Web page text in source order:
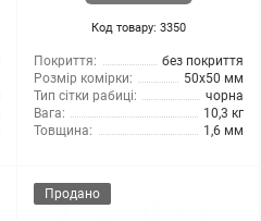
Код товару: 3350
Покриття:
без покриття
Розмір комірки:
50x50 мм
Тип сітки рабиці:
чорна
Вага:
10,3 кг
Товщина:
1,6 мм
Продано